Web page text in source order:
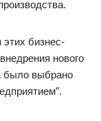
этих бизнес-
нового
было выбрано